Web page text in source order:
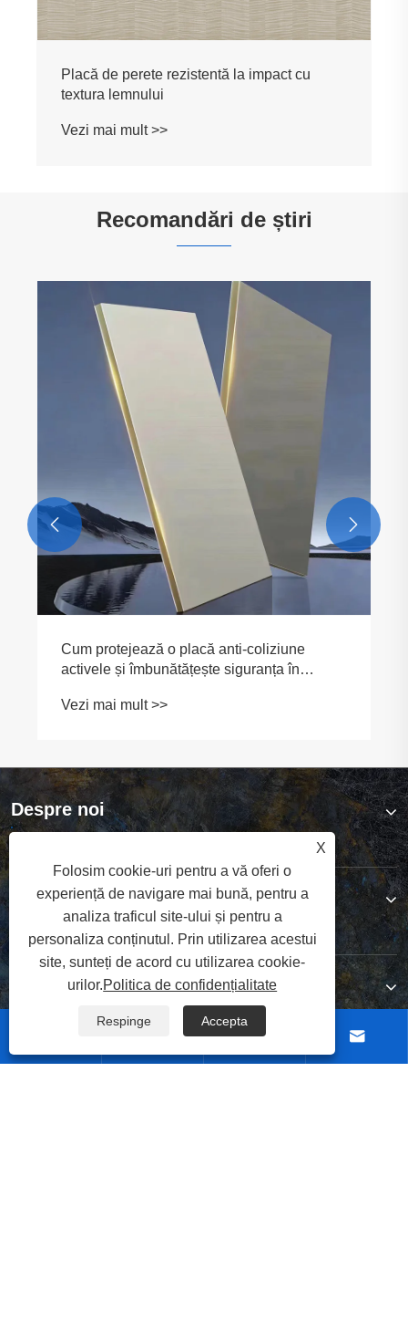
Recomandări de știri
Ce face ca panoul de perete WPC cea mai
bună alegere pentru interioare moderne?
Vezi mai mult >>
 
Despre noi
Produse
Contactaţi-ne
 
X
Folosim cookie-uri pentru a vă oferi o
experiență de navigare mai bună, pentru a
analiza traficul site-ului și pentru a
personaliza conținutul. Prin utilizarea acestui
site, sunteți de acord cu utilizarea cookie-
urilor.Politica de confidențialitate
Respinge Accepta